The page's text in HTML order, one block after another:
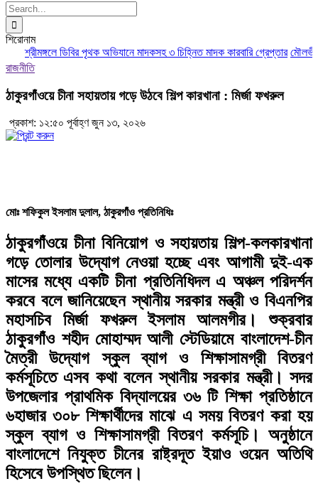
Search
for:
শিরোনাম
শ্রীমঙ্গলে ডিবির পৃথক অভিযানে মাদকসহ ৩ চিহ্নিত মাদক কারবারি গ্রেপ্তার
রাজনীতি
ঠাকুরগাঁওয়ে চীনা সহায়তায় গড়ে উঠবে শিল্প কারখানা : মির্জা ফখরুল
প্রকাশ: ১২:৫০ পূর্বাহ্ণ জুন ১৩, ২০২৬
মোঃ শফিকুল ইসলাম দুলাল, ঠাকুরগাঁও প্রতিনিধিঃ
ঠাকুরগাঁওয়ে চীনা বিনিয়োগ ও সহায়তায় শিল্প-কলকারখানা
গড়ে তোলার উদ্যোগ নেওয়া হচ্ছে এবং আগামী দুই-এক
মাসের মধ্যে একটি চীনা প্রতিনিধিদল এ অঞ্চল পরিদর্শন
করবে বলে জানিয়েছেন স্থানীয় সরকার মন্ত্রী ও বিএনপির
মহাসচিব মির্জা ফখরুল ইসলাম আলমগীর। শুক্রবার
ঠাকুরগাঁও শহীদ মোহাম্মদ আলী স্টেডিয়ামে বাংলাদেশ-চীন
মৈত্রী উদ্যোগ স্কুল ব্যাগ ও শিক্ষাসামগ্রী বিতরণ
কর্মসূচিতে এসব কথা বলেন স্থানীয় সরকার মন্ত্রী। সদর
উপজেলার প্রাথমিক বিদ্যালয়ের ৩৬ টি শিক্ষা প্রতিষ্ঠানে
৬হাজার ৩০৮ শিক্ষার্থীদের মাঝে এ সময় বিতরণ করা হয়
স্কুল ব্যাগ ও শিক্ষাসামগ্রী বিতরণ কর্মসূচি। অনুষ্ঠানে
বাংলাদেশে নিযুক্ত চীনের রাষ্ট্রদূত ইয়াও ওয়েন অতিথি
হিসেবে উপস্থিত ছিলেন।